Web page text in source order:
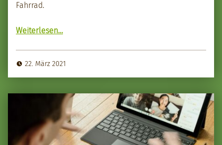
Fahrrad.
Weit­er­lesen“Den Draht­e­sel im Früh­jahr fit machen”
…
22. März 2021